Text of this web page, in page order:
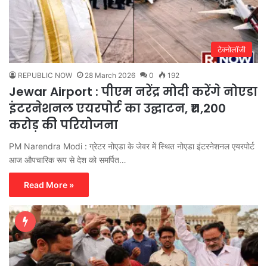
टेक्नोलॉजी
REPUBLIC NOW 28 March 2026 0 192
Jewar Airport : पीएम नरेंद्र मोदी करेंगे नोएडा
इंटरनेशनल एयरपोर्ट का उद्घाटन, ₹11,200
करोड़ की परियोजना
PM Narendra Modi : ग्रेटर नोएडा के जेवर में स्थित नोएडा इंटरनेशनल एयरपोर्ट
आज औपचारिक रूप से देश को समर्पित…
Read More »